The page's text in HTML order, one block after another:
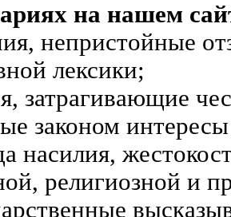
на нашем
непристойные
лексики;
затрагивающие
законом
насилия,
религиозной и